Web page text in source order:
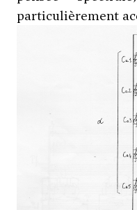
particulièrement